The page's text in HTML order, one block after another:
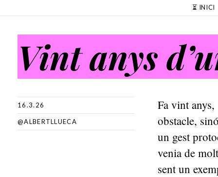
⏳ INICI
Vint anys
16.3.26
@ALBERTLLUECA
Fa vint
obstacle,
un gest
venia de
sent un